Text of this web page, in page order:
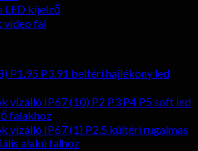
LED kijelző
video fal
P1.95 P3.91 beltéri hajlékony led
P2 P3 P4 P5 soft led
falakhoz
P2.5 kültéri rugalmas
alakú falhoz